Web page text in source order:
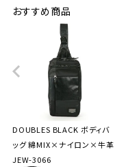
おすすめ商品
DOUBLES BLACK ボディバ
ッグ 綿MIX×ナイロン×牛革
JEW-3066